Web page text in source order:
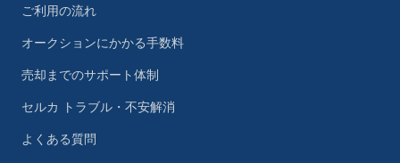
ご利用の流れ
オークションにかかる手数料
売却までのサポート体制
セルカ トラブル・不安解消
よくある質問